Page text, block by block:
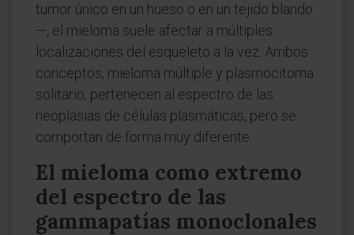
tumor único en un hueso o en un tejido blando
—, el mieloma suele afectar a múltiples
localizaciones del esqueleto a la vez. Ambos
conceptos, mieloma múltiple y plasmocitoma
solitario, pertenecen al espectro de las
neoplasias de células plasmáticas, pero se
comportan de forma muy diferente.
El mieloma como extremo
del espectro de las
gammapatías monoclonales